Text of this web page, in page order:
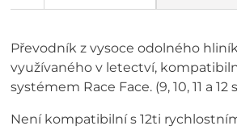
Převodník z vysoce odolného
využívaného v letectví,
systémem Race Face. (9, 10, 11 a 12
Není kompatibilní s 12ti